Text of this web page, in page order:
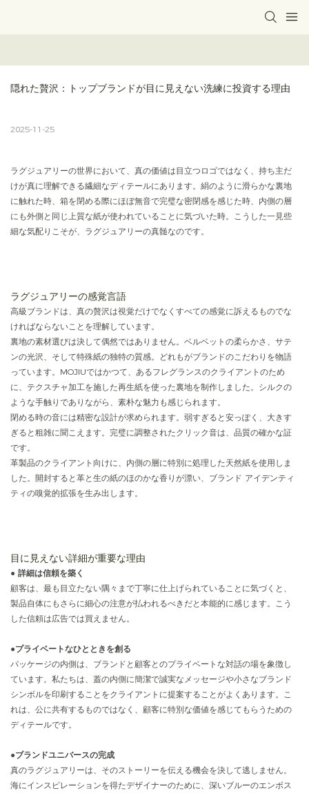
隠れた贅沢：トップブランドが目に見えない洗練に投資する理由
2025-11-25
ラグジュアリーの世界において、真の価値は目立つロゴではなく、持ち主だ
けが真に理解できる繊細なディテールにあります。絹のように滑らかな裏地
に触れた時、箱を閉める際にほぼ無音で完璧な密閉感を感じた時、内側の層
にも外側と同じ上質な紙が使われていることに気づいた時。こうした一見些
細な気配りこそが、ラグジュアリーの真髄なのです。
ラグジュアリーの感覚言語
高級ブランドは、真の贅沢は視覚だけでなくすべての感覚に訴えるものでな
ければならないことを理解しています。
裏地の素材選びは決して偶然ではありません。ベルベットの柔らかさ、サテ
ンの光沢、そして特殊紙の独特の質感。どれもがブランドのこだわりを物語
っています。MOJIUではかつて、あるフレグランスのクライアントのため
に、テクスチャ加工を施した再生紙を使った裏地を制作しました。シルクの
ような手触りでありながら、素朴な魅力も感じられます。
閉める時の音には精密な設計が求められます。弱すぎると安っぽく、大きす
ぎると粗雑に聞こえます。完璧に調整されたクリック音は、品質の確かな証
です。
革製品のクライアント向けに、内側の層に特別に処理した天然紙を使用しま
した。開封すると革と生の紙のほのかな香りが漂い、ブランド アイデンティ
ティの嗅覚的拡張を生み出します。
目に見えない詳細が重要な理由
● 詳細は信頼を築く
顧客は、最も目立たない隅々まで丁寧に仕上げられていることに気づくと、
製品自体にもさらに細心の注意が払われるべきだと本能的に感じます。こう
した信頼は広告では買えません。
●プライベートなひとときを創る
パッケージの内側は、ブランドと顧客とのプライベートな対話の場を象徴し
ています。私たちは、蓋の内側に簡潔で誠実なメッセージや小さなブランド
シンボルを印刷することをクライアントに提案することがよくあります。こ
れは、公に共有するものではなく、顧客に特別な価値を感じてもらうための
ディテールです。
●ブランドユニバースの完成
真のラグジュアリーは、そのストーリーを伝える機会を決して逃しません。
海にインスピレーションを得たデザイナーのために、深いブルーのエンボス